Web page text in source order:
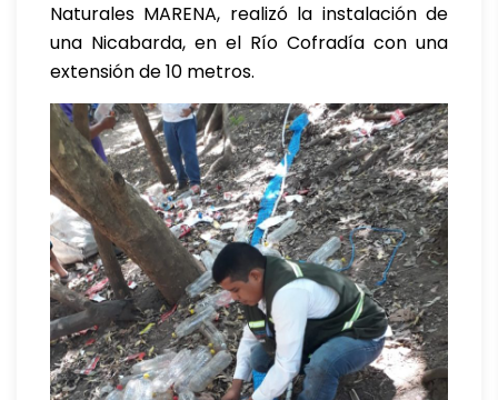
Naturales MARENA, realizó la instalación de
una Nicabarda, en el Río Cofradía con una
extensión de 10 metros.